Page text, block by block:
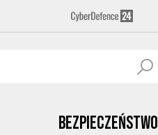
Bezpieczeństwo